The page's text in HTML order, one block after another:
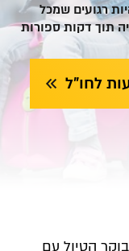
רגועים שמכל
תוך דקות ספורות
לחו"ל
הטיול עם